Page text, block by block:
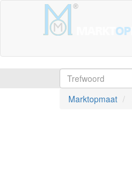
Marktopmaat